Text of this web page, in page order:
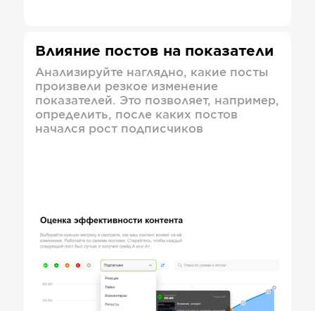
Влияние постов на показатели
Анализируйте наглядно, какие посты
произвели резкое изменение
показателей. Это позволяет, например,
определить, после каких постов
начался рост подписчиков